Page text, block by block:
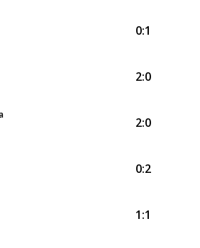
0:1
2:0
2:0
0:2
1:1